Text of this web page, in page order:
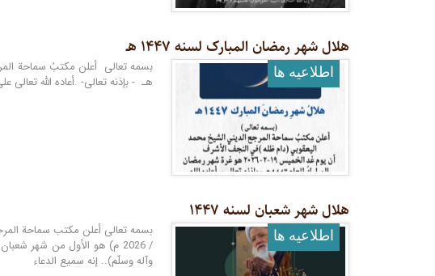
هلال شهر رمضان المبارک لسنه ۱۴۴۷ هـ
اطلاعيه ها
هـ - بإذنه تعالى- .أعاده الله تعالى
هلال شهر شعبان لسنه ۱۴۴۷
اطلاعيه ها
وآله وسلّم).. إنه سميع الدعاء